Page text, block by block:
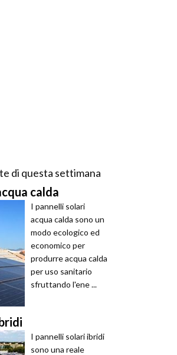
di questa settimana
calda
I pannelli solari
acqua calda sono un
modo ecologico ed
economico per
produrre acqua calda
per uso sanitario
sfruttando l'ene ...
I pannelli solari ibridi
sono una reale